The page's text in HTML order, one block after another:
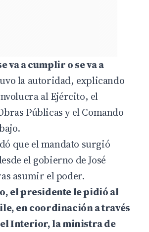
va a cumplir o se va a
la autoridad, explicando
al Ejército, el
Públicas y el Comando
que el mandato surgió
el gobierno de José
asumir el poder.
el presidente le pidió al
en coordinación a través
Interior, la ministra de